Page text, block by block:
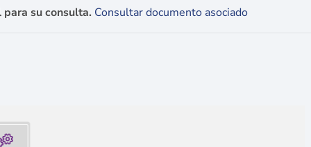
su consulta. Consultar documento asociado